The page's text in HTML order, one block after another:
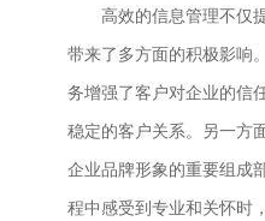
高效的信息管理不仅
带来了多方面的积极影响
务增强了客户对企业的信
稳定的客户关系。另一方
企业品牌形象的重要组成
程中感受到专业和关怀时